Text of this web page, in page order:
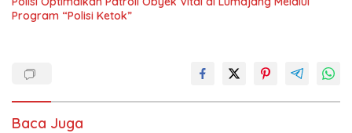
Program “Polisi Ketok”
Baca Juga